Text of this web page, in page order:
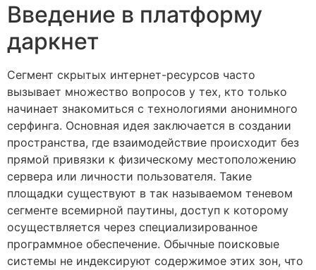
Введение в платформу
даркнет
Сегмент скрытых интернет-ресурсов часто
вызывает множество вопросов у тех, кто только
начинает знакомиться с технологиями анонимного
серфинга. Основная идея заключается в создании
пространства, где взаимодействие происходит без
прямой привязки к физическому местоположению
сервера или личности пользователя. Такие
площадки существуют в так называемом теневом
сегменте всемирной паутины, доступ к которому
осуществляется через специализированное
программное обеспечение. Обычные поисковые
системы не индексируют содержимое этих зон, что